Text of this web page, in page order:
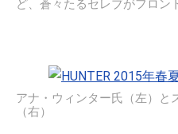
ど、蒼々たるセレブがフロン
アナ・ウィンター氏（左）と
（右）